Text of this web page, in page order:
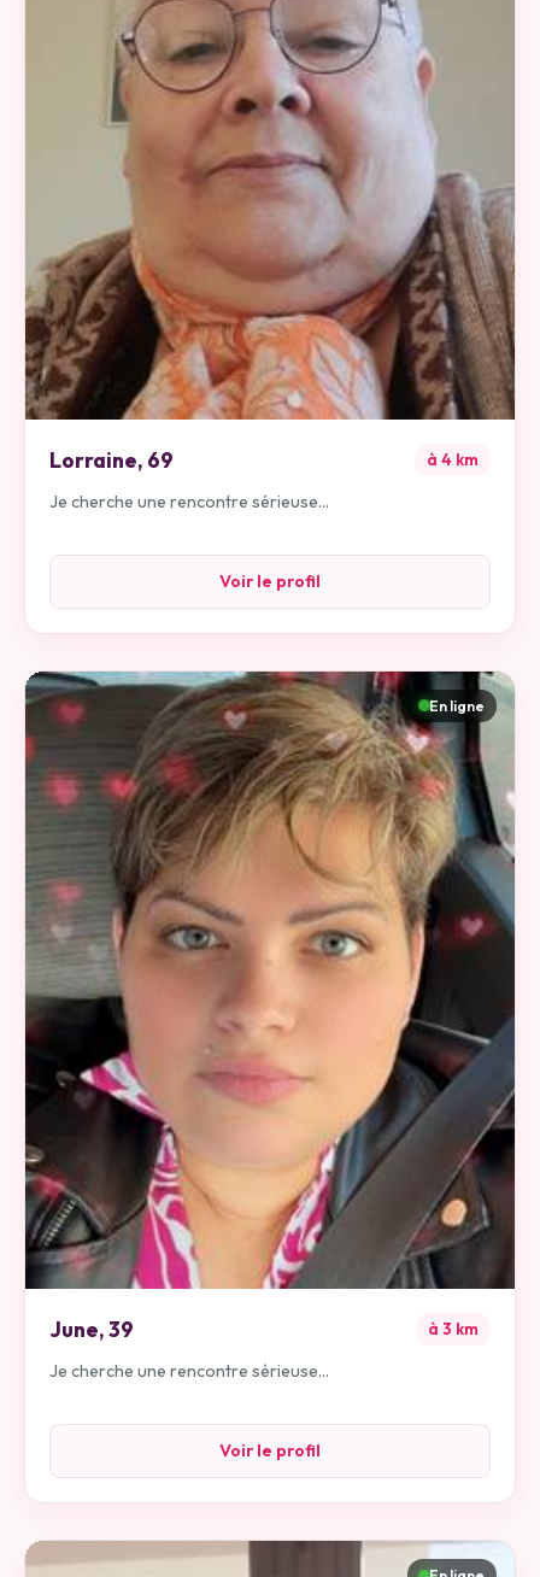
Lorraine, 69 à 4 km
Je cherche une rencontre sérieuse...
Voir le profil
En ligne
June,39 à 3 km
Je cherche une rencontre sérieuse...
Voir le profil